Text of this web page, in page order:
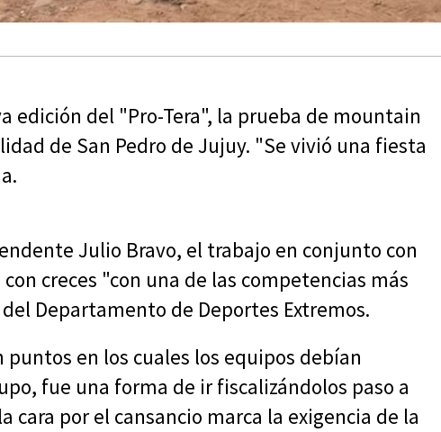
edición del "Pro-Tera", la prueba de mountain
de San Pedro de Jujuy. "Se vivió una fiesta
Julio Bravo, el trabajo en conjunto con
creces "con una de las competencias más
Departamento de Deportes Extremos.
en los cuales los equipos debían
fue una forma de ir fiscalizándolos paso a
cara por el cansancio marca la exigencia de la